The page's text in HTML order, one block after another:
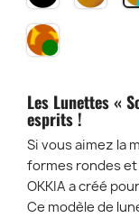
HAVANA
ET
-
CH-
GR
Les Lunettes «
esprits !
Si vous aimez la
formes rondes
OKKIA a créé
Ce modèle de